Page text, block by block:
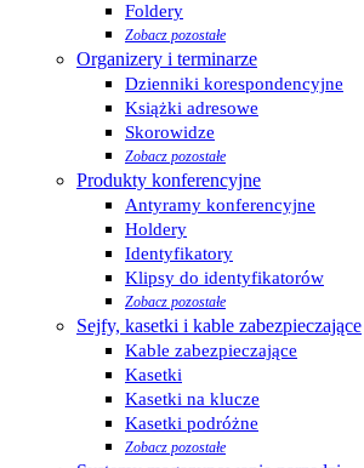
Foldery
Zobacz pozostałe
Organizery i terminarze
Dzienniki korespondencyjne
Książki adresowe
Skorowidze
Zobacz pozostałe
Produkty konferencyjne
Antyramy konferencyjne
Holdery
Identyfikatory
Klipsy do identyfikatorów
Zobacz pozostałe
Sejfy, kasetki i kable zabezpieczające
Kable zabezpieczające
Kasetki
Kasetki na klucze
Kasetki podróżne
Zobacz pozostałe